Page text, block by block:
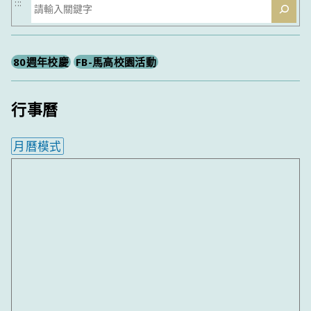
尋
:::
80週年校慶 FB-馬高校園活動
行事曆
月曆模式